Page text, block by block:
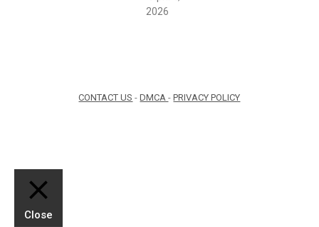
2026
CONTACT US -DMCA-PRIVACY POLICY
Close